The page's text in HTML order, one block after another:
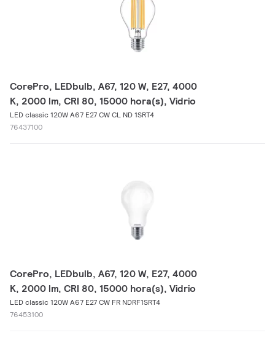
CorePro, LEDbulb, A67, 120 W, E27, 4000
K, 2000 lm, CRI 80, 15000 hora(s), Vidrio
LED classic 120W A67 E27 CW CL ND 1SRT4
76437100
CorePro, LEDbulb, A67, 120 W, E27, 4000
K, 2000 lm, CRI 80, 15000 hora(s), Vidrio
LED classic 120W A67 E27 CW FR NDRF1SRT4
76453100